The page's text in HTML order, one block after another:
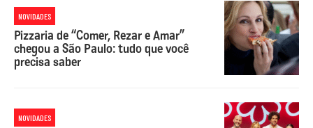
NOVIDADES
Pizzaria de “Comer, Rezar e Amar”
chegou a São Paulo: tudo que você
precisa saber
NOVIDADES